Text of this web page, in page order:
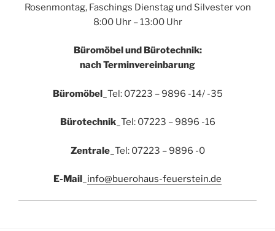
Rosenmontag, Faschings Dienstag und Silvester von
8:00 Uhr – 13:00 Uhr
Büromöbel und Bürotechnik:
nach Terminvereinbarung
Büromöbel_Tel: 07223 – 9896 -14/ -35
Bürotechnik_Tel: 07223 – 9896 -16
Zentrale_Tel: 07223 – 9896 -0
E-Mail info@buerohaus-feuerstein.de